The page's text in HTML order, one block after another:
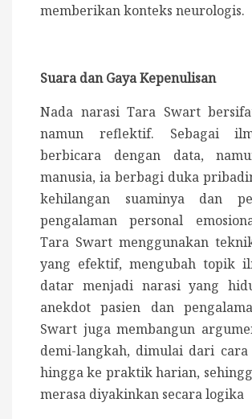
memberikan konteks neurologis.
Suara dan Gaya Kepenulisan
Nada narasi Tara Swart
namun reflektif. Sebagai
berbicara dengan data,
manusia, ia berbagi duka
kehilangan suaminya dan
pengalaman personal
Tara Swart menggunakan
yang efektif, mengubah topik
datar menjadi narasi yang
anekdot pasien dan
Swart juga membangun
demi-langkah, dimulai dari
hingga ke praktik harian,
merasa diyakinkan secara logika